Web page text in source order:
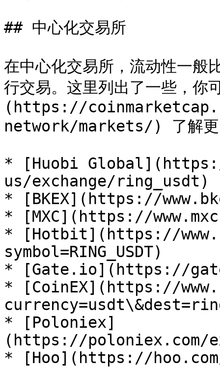
## 中心化交易所
在中心化交易所，流动性一般
行交易。这里列出了一些，
(https://
network/markets/) 了解更
* [Huobi
us/exchange/ring_usdt)
* [BKEX](https://
* [MXC](https://
* [Hotbit](https://
symbol=RING_USDT)
* [Gate.io](https://
* [CoinEX](https://
* [Poloniex]
(https://poloniex.com/
* [Hoo](https://